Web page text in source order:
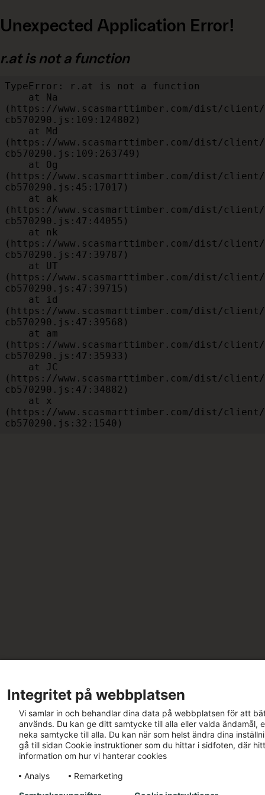
Unexpected Application Error!
r.at is not a function
TypeError: r.at is not a function
(https://www.scasmarttimber.com/dist/
cb570290.js:109:124802)
(https://www.scasmarttimber.com/dist/
cb570290.js:109:263749)
(https://www.scasmarttimber.com/dist/
cb570290.js:45:17017)
(https://www.scasmarttimber.com/dist/
cb570290.js:47:44055)
(https://www.scasmarttimber.com/dist/
cb570290.js:47:39787)
(https://www.scasmarttimber.com/dist/
cb570290.js:47:39715)
(https://www.scasmarttimber.com/dist/
cb570290.js:47:39568)
(https://www.scasmarttimber.com/dist/
cb570290.js:47:35933)
(https://www.scasmarttimber.com/dist/
cb570290.js:47:34882)
(https://www.scasmarttimber.com/dist/
cb570290.js:32:1540)
Integritet på webbplatsen
Vi samlar in och behandlar dina data på webbplatsen för att
används. Du kan ge ditt samtycke till alla eller valda ändamål,
neka samtycke till alla. Du kan när som helst ändra dina
gå till sidan Cookie instruktioner som du hittar i sidfoten, där
information om hur vi hanterar cookies
Analys
Remarketing